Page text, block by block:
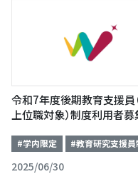
令和7年度後期教育支援員
上位職対象）制度利用者
#学内限定 #教育研究支援員
2025/06/30